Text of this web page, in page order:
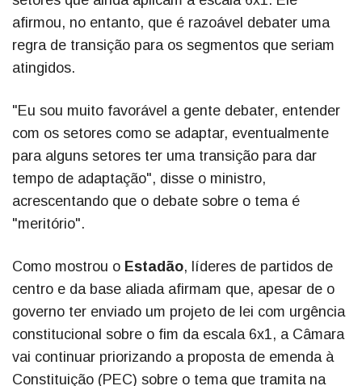
afirmou, no entanto, que é razoável debater uma
regra de transição para os segmentos que seriam
atingidos.
"Eu sou muito favorável a gente debater, entender
com os setores como se adaptar, eventualmente
para alguns setores ter uma transição para dar
tempo de adaptação", disse o ministro,
acrescentando que o debate sobre o tema é
"meritório".
Como mostrou o Estadão, líderes de partidos de
centro e da base aliada afirmam que, apesar de o
governo ter enviado um projeto de lei com urgência
constitucional sobre o fim da escala 6x1, a Câmara
vai continuar priorizando a proposta de emenda à
Constituição (PEC) sobre o tema que tramita na